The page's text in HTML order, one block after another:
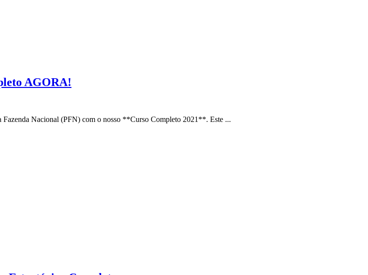
AGORA!
Nacional (PFN) com o nosso **Curso Completo 2021**. Este ...